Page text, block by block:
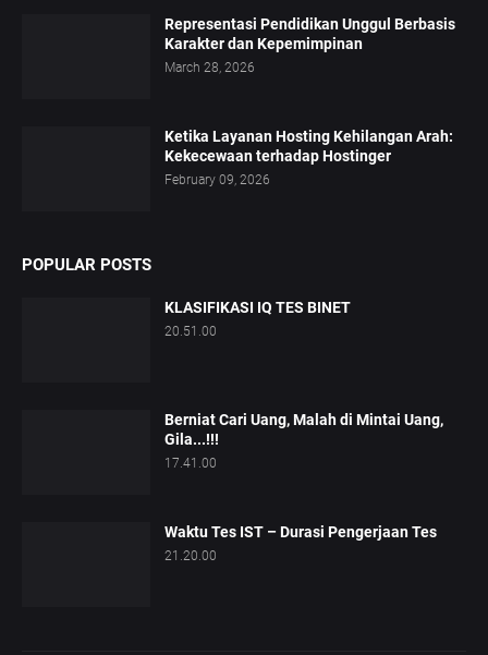
Representasi Pendidikan Unggul Berbasis
Karakter dan Kepemimpinan
March 28, 2026
Ketika Layanan Hosting Kehilangan Arah:
Kekecewaan terhadap Hostinger
February 09, 2026
POPULAR POSTS
KLASIFIKASI IQ TES BINET
20.51.00
Berniat Cari Uang, Malah di Mintai Uang,
Gila...!!!
17.41.00
Waktu Tes IST – Durasi Pengerjaan Tes
21.20.00